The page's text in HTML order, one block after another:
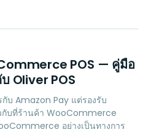
POS — คู่มือ
Oliver POS
บ Amazon Pay แต่รองรับ
บที่ร้านค้า WooCommerce
อย่างเป็นทางการ